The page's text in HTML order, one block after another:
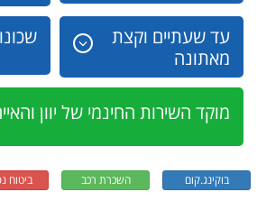
עד שעתיים וקצת
מאתונה
מוקד השירות החינמי של יוון
בוקינג.קום השכרת רכב ביטוח